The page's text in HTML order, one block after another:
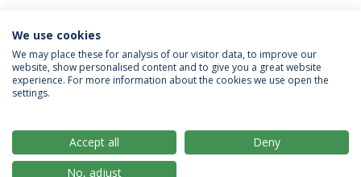
COORDENAÇÃO
Política de Privacidade
Termos & Condições
We use cookies
We may place these for analysis of our visitor data, to improve our
website, show personalised content and to give you a great website
experience. For more information about the cookies we use open the
settings.
Accept all
Deny
No, adjust